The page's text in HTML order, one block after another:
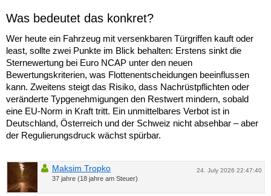
Was bedeutet das konkret?
Wer heute ein Fahrzeug mit versenkbaren Türgriffen kauft oder
least, sollte zwei Punkte im Blick behalten: Erstens sinkt die
Sternewertung bei Euro NCAP unter den neuen
Bewertungskriterien, was Flottenentscheidungen beeinflussen
kann. Zweitens steigt das Risiko, dass Nachrüstpflichten oder
veränderte Typgenehmigungen den Restwert mindern, sobald
eine EU-Norm in Kraft tritt. Ein unmittelbares Verbot ist in
Deutschland, Österreich und der Schweiz nicht absehbar – aber
der Regulierungsdruck wächst spürbar.
24. July 2026 22:47:40
Maksim Tropko
37 jahre (18 jahre am Steuer)